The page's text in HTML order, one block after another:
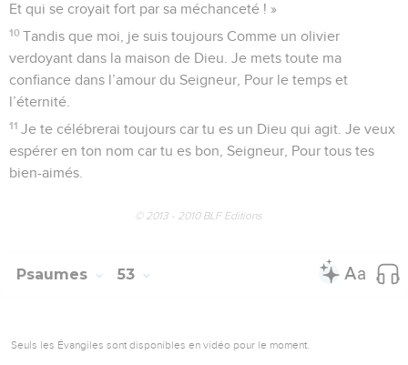
Et qui se croyait fort par sa méchanceté ! »
10 Tandis que moi, je suis toujours Comme un olivier
verdoyant dans la maison de Dieu. Je mets toute ma
confiance dans l’amour du Seigneur, Pour le temps et
l’éternité.
11 Je te célébrerai toujours car tu es un Dieu qui agit. Je veux
espérer en ton nom car tu es bon, Seigneur, Pour tous tes
bien-aimés.
© 2013 - 2010 BLF Editions
Psaumes 53
Seuls les Évangiles sont disponibles en vidéo pour le moment.